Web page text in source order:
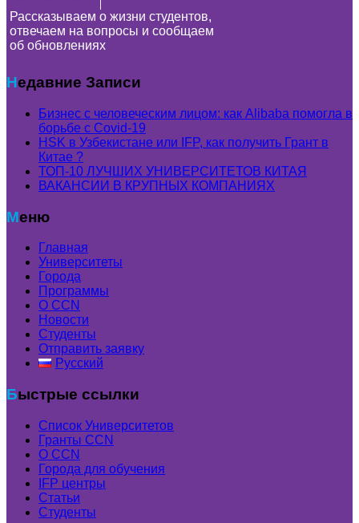
Рассказываем о жизни студентов,
отвечаем на вопросы и сообщаем
об обновлениях
Недавние Записи
Бизнес с человеческим лицом: как Alibaba помогла в
борьбе с Covid-19
HSK в Узбекистане или IFP, как получить Грант в
Китае ?
ТОП-10 ЛУЧШИХ УНИВЕРСИТЕТОВ КИТАЯ
ВАКАНСИИ В КРУПНЫХ КОМПАНИЯХ
Меню
Главная
Университеты
Города
Программы
О CCN
Новости
Студенты
Отправить заявку
Русский
Быстрые ссылки
Список Университетов
Гранты ССN
О ССN
Города для обучения
IFP центры
Статьи
Студенты